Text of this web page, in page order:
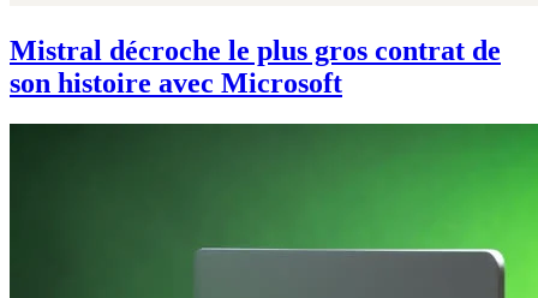
Mistral décroche le plus gros contrat de
son histoire avec Microsoft